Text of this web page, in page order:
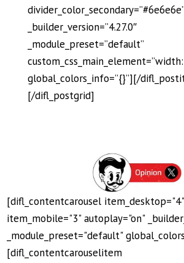
divider_color_secondary=”#6e6e6e”
_builder_version=”4.27.0″
_module_preset=”default”
global_colors_info=”{}”][/
[/difl_postgrid]
[difl_contentcarousel
item_mobile="3" autoplay="on"
_module_preset="default"
[difl_contentcarouselitem